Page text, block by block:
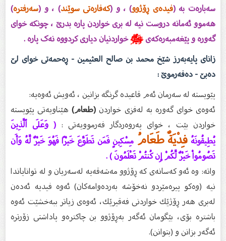
سەبارەت بە (فیدەى ڕۆژوو) ، و (کەفارەتى سوێند) ، و (سەرفترە)
هەموو ئەمانە دروست نیە لە برى خواردن پارە بدرێ ، چونکە خواى
گەورە و پێغەمبەرەکەىﷺخواردنیان دیارى کردووە نەک پارە .
زانای پایەبەرز شێخ محمد بن صالح العثیمین - ڕەحمەتى خواى لێ
دەبێ - دەفەرموێ :
پێویستە لە سەرمان ئەم قاعیدە گرنگە بزانین ، ئەویش ئەوەیە:
ئەوەی خواى گەورە بە لەفزی خواردن(طعام)هێناویەتی پێویستە
خواردن بێت ، خوای پەروەردگار فەرموویەتی : ( وَعَلَى ٱلَّذِينَ
يُطِيقُونَهُفِدْيَةٌ طَعَامُمِسْكِينٍ فَمَن تَطَوَّعَ خَيْرًا فَهُوَ خَيْرٌ لَّهُ وَأَن
تَصُومُواْ خَيْرٌ لَّكُمْ إِن كُنتُمْ تَعْلَمُونَ ) .
واتە: ‌وه‌ ئه‌و كه‌سانه‌ی كه‌ ڕۆژوو مه‌شه‌قه‌یه‌ له‌سه‌ریان و له‌ توانایاندا
نیه (وه‌كو پیره‌مێردو نه‌خۆشه‌ به‌رده‌وامه‌كان) ئه‌وه‌ فیدیه‌ ئه‌ده‌ن
له‌بری هه‌ر ڕۆژێك خواردنی فه‌قیرێك، ئه‌وه‌ی زیاتر ببه‌خشێت ئه‌وه‌
باشتره‌ بۆی، بێگومان ئه‌گه‌ر به‌ڕۆژوو بن چاكتره‌و پاداشتی زۆرتره‌
ئه‌گه‌ر بزانن و (بتوانن).